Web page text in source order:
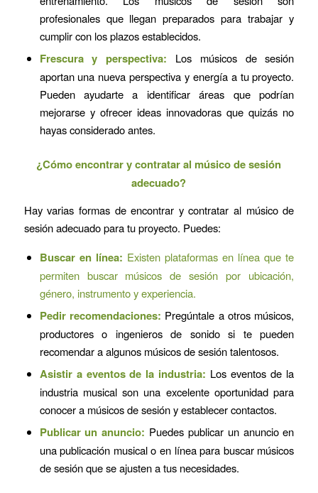
profesionales que llegan preparados para trabajar y
cumplir con los plazos establecidos.
Frescura y perspectiva: Los músicos de sesión
aportan una nueva perspectiva y energía a tu proyecto.
Pueden ayudarte a identificar áreas que podrían
mejorarse y ofrecer ideas innovadoras que quizás no
hayas considerado antes.
¿Cómo encontrar y contratar al músico de sesión
adecuado?
Hay varias formas de encontrar y contratar al músico de
sesión adecuado para tu proyecto. Puedes:
Buscar en línea: Existen plataformas en línea que te
permiten buscar músicos de sesión por ubicación,
género, instrumento y experiencia.
Pedir recomendaciones: Pregúntale a otros músicos,
productores o ingenieros de sonido si te pueden
recomendar a algunos músicos de sesión talentosos.
Asistir a eventos de la industria: Los eventos de la
industria musical son una excelente oportunidad para
conocer a músicos de sesión y establecer contactos.
Publicar un anuncio: Puedes publicar un anuncio en
una publicación musical o en línea para buscar músicos
de sesión que se ajusten a tus necesidades.